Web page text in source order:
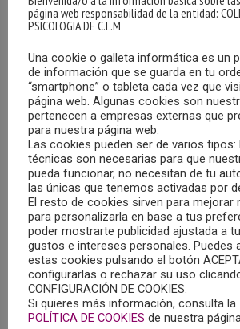
La Red Iberoamericana de Psicología
celebrará, el miércoles 29 de marzo de
bajo el título “Manejo colectivo en
múltiples fallecidos”
Pulsar aquí para obtener más
Profesionales de la psicología piden
salud mental ante el aumento de casos
El Ayuntamiento de Albacete cede
página web responsabilidad de la entidad:
PSICOLOGIA DE C.L.M
Una cookie o galleta informática es un
de información que se guarda en tu
“smartphone” o tableta cada vez que
página web. Algunas cookies son
pertenecen a empresas externas que
para nuestra página web.
Las cookies pueden ser de varios
técnicas son necesarias para que
pueda funcionar, no necesitan de tu
las únicas que tenemos activadas por
El resto de cookies sirven para mejorar
para personalizarla en base a tus
poder mostrarte publicidad ajustada a
gustos e intereses personales. Puedes
estas cookies pulsando el botón
configurarlas o rechazar su uso
CONFIGURACIÓN DE COOKIES.
Si quieres más información, consulta la
POLÍTICA DE COOKIES de nuestra